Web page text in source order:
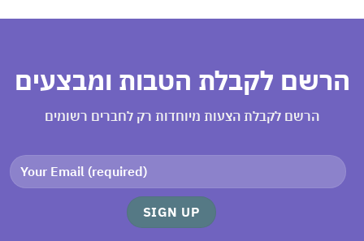
הרשם לקבלת הטבות ומבצעים
הרשם לקבלת הצעות מיוחדות רק לחברים רשומים